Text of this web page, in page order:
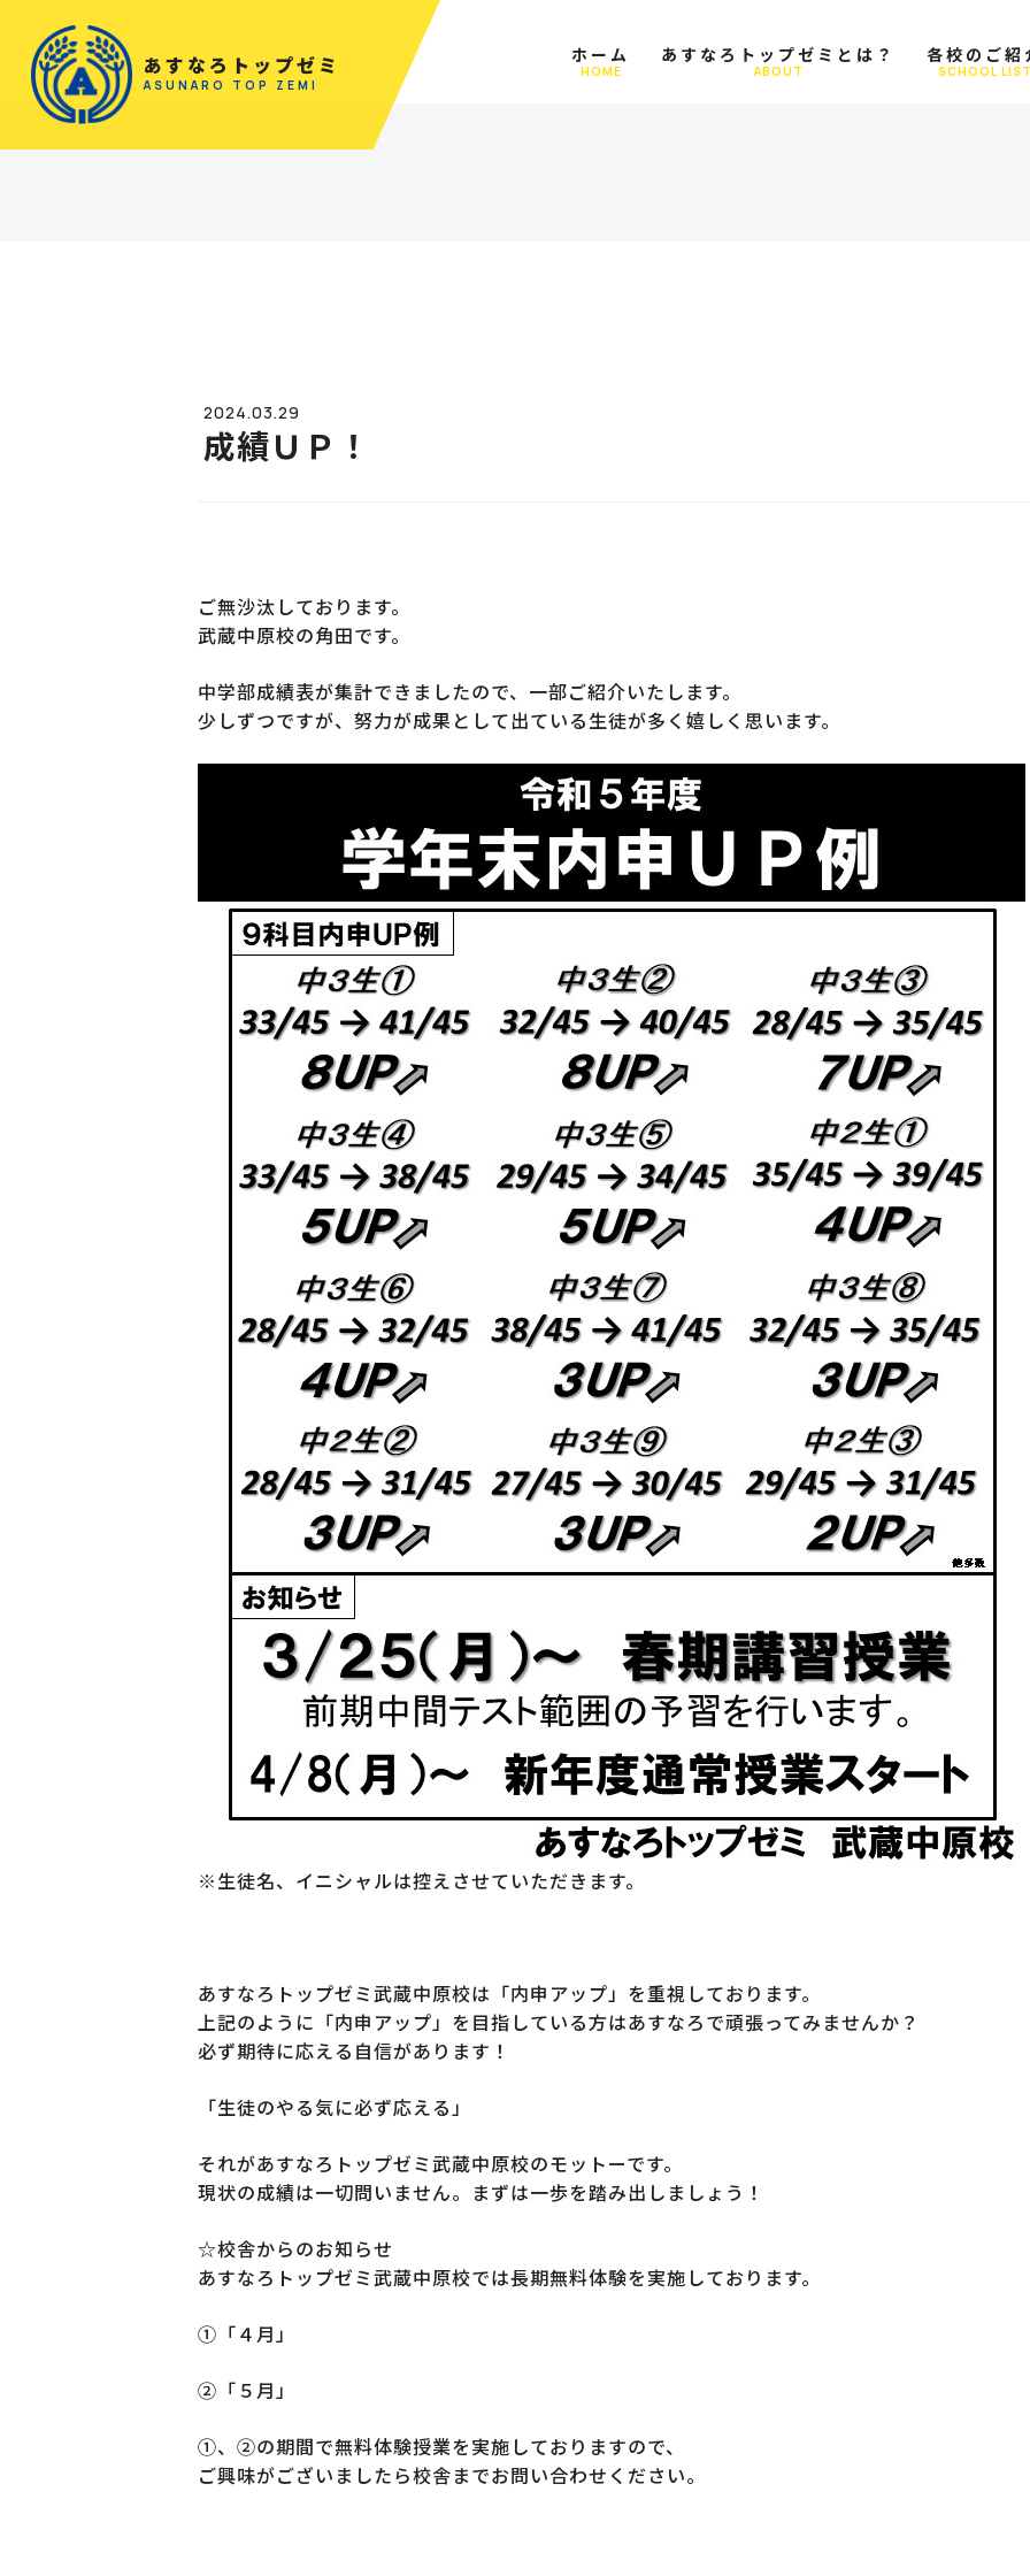
あすなろトップゼミ
ASUNARO TOP ZEMI
ホーム
HOME
あすなろトップゼミとは？
ABOUT
各校のご紹
SCHOOL LIST
2024.03.29
成績ＵＰ！
ご無沙汰しております。
武蔵中原校の角田です。
中学部成績表が集計できましたので、一部ご紹介いたします。
少しずつですが、努力が成果として出ている生徒が多く嬉しく思います。
※生徒名、イニシャルは控えさせていただきます。
あすなろトップゼミ武蔵中原校は「内申アップ」を重視しております。
上記のように「内申アップ」を目指している方はあすなろで頑張ってみませんか？
必ず期待に応える自信があります！
「生徒のやる気に必ず応える」
それがあすなろトップゼミ武蔵中原校のモットーです。
現状の成績は一切問いません。まずは一歩を踏み出しましょう！
☆校舎からのお知らせ
あすなろトップゼミ武蔵中原校では長期無料体験を実施しております。
①「４月」
②「５月」
①、②の期間で無料体験授業を実施しておりますので、
ご興味がございましたら校舎までお問い合わせください。